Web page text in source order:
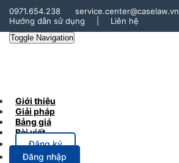
0971.654.238
service.center@caselaw.vn
Hướng dẫn sử dụng
Liên hệ
Toggle Navigation
Giới thiệu
Giải pháp
Bảng giá
Bài viết
Đăng ký
Đăng nhập